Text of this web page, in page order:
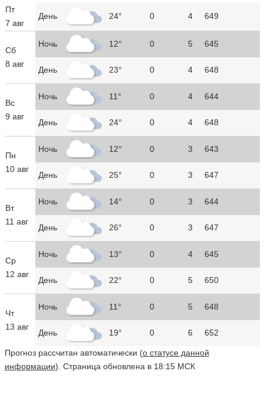
Пт
7 авг
День 24° 0 4 649
Сб
8 авг
Ночь 12° 0 5 645
День 23° 0 4 648
Вс
9 авг
Ночь 11° 0 4 644
День 24° 0 4 648
Пн
10 авг
Ночь 12° 0 3 643
День 25° 0 3 647
Вт
11 авг
Ночь 14° 0 3 644
День 26° 0 3 647
Ср
12 авг
Ночь 13° 0 4 645
День 22° 0 5 650
Чт
13 авг
Ночь 11° 0 5 648
День 19° 0 6 652
Прогноз рассчитан автоматически (о статусе данной
информации). Страница обновлена в 18:15 МСК